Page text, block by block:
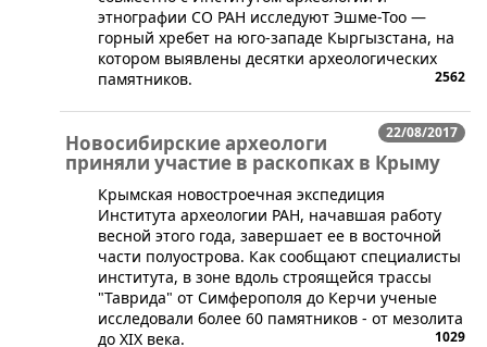
этнографии СО РАН исследуют Эшме-Тоо —
горный хребет на юго-западе Кыргызстана, на
котором выявлены десятки археологических
памятников.
2562
22/08/2017
Новосибирские археологи
приняли участие в раскопках в Крыму
​Крымская новостроечная экспедиция
Института археологии РАН, начавшая работу
весной этого года, завершает ее в восточной
части полуострова. Как сообщают специалисты
института, в зоне вдоль строящейся трассы
"Таврида" от Симферополя до Керчи ученые
исследовали более 60 памятников - от мезолита
до XIX века.
1029